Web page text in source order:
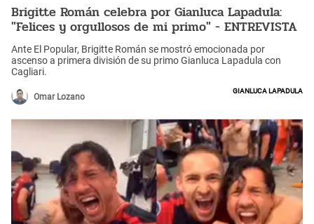
Brigitte Román celebra por Gianluca Lapadula:
"Felices y orgullosos de mi primo" - ENTREVISTA
Ante El Popular, Brigitte Román se mostró emocionada por
ascenso a primera división de su primo Gianluca Lapadula con
Cagliari.
Omar Lozano
Gianluca Lapadula